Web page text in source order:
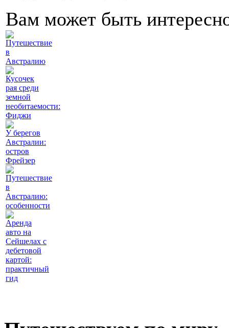
Вам может быть
Путешествие
в
Австралию
Кусочек
рая среди
земной
необитаемости:
Фиджи
У берегов
Австралии:
остров
Фрейзер
Путешествие
в
Австралию:
особенности
Аренда
авто на
Сейшелах с
дебетовой
картой:
практичный
гид